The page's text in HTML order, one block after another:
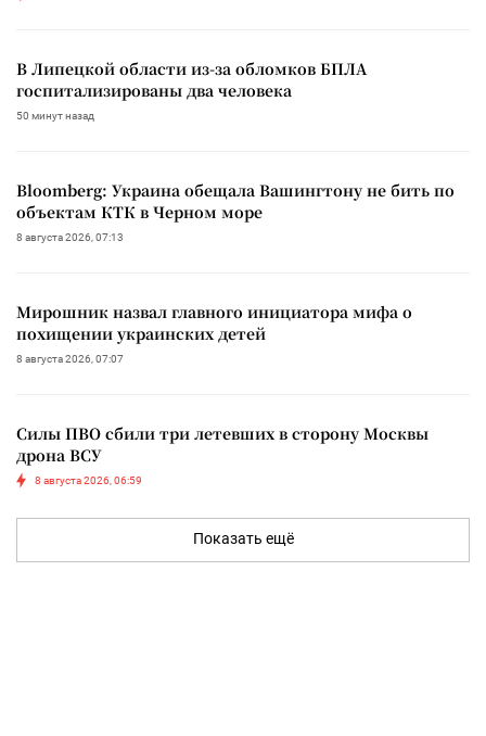
В Липецкой области из-за обломков БПЛА
госпитализированы два человека
50 минут назад
Bloomberg: Украина обещала Вашингтону не бить по
объектам КТК в Черном море
8 августа 2026, 07:13
Мирошник назвал главного инициатора мифа о
похищении украинских детей
8 августа 2026, 07:07
Силы ПВО сбили три летевших в сторону Москвы
дрона ВСУ
8 августа 2026, 06:59
Показать ещё